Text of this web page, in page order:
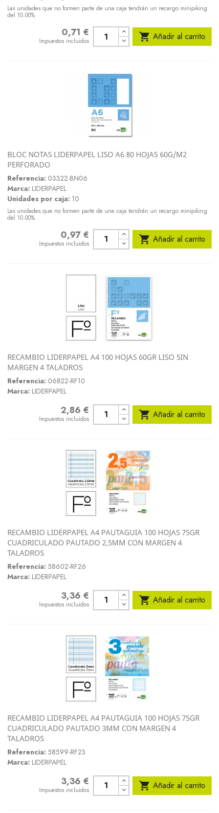
Las unidades que no formen parte de una caja tendrán un recargo minipiking
del 10.00%
0,71 €
Impuestos incluidos  Añadir al carrito
BLOC NOTAS LIDERPAPEL LISO A6 80 HOJAS 60G/M2
PERFORADO
Referencia: 03322-BN06
Marca: LIDERPAPEL
Unidades por caja: 10
Las unidades que no formen parte de una caja tendrán un recargo minipiking
del 10.00%
0,97 €
Impuestos incluidos  Añadir al carrito
RECAMBIO LIDERPAPEL A4 100 HOJAS 60GR LISO SIN
MARGEN 4 TALADROS
Referencia: 06822-RF10
Marca: LIDERPAPEL
2,86 €
Impuestos incluidos  Añadir al carrito
RECAMBIO LIDERPAPEL A4 PAUTAGUIA 100 HOJAS 75GR
CUADRICULADO PAUTADO 2,5MM CON MARGEN 4
TALADROS
Referencia: 58602-RF26
Marca: LIDERPAPEL
3,36 €
Impuestos incluidos  Añadir al carrito
RECAMBIO LIDERPAPEL A4 PAUTAGUIA 100 HOJAS 75GR
CUADRICULADO PAUTADO 3MM CON MARGEN 4
TALADROS
Referencia: 58599-RF23
Marca: LIDERPAPEL
3,36 €
Impuestos incluidos  Añadir al carrito